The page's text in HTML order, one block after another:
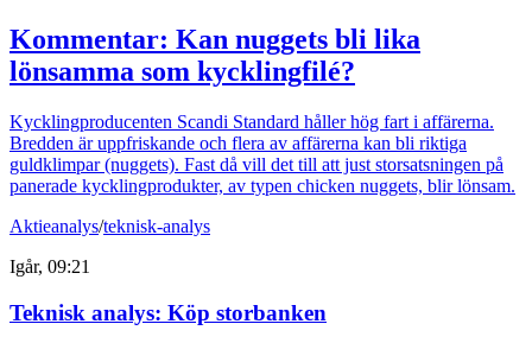
Kommentar: Kan nuggets bli lika
lönsamma som kycklingfilé?
Kycklingproducenten Scandi Standard håller hög fart i affärerna.
Bredden är uppfriskande och flera av affärerna kan bli riktiga
guldklimpar (nuggets). Fast då vill det till att just storsatsningen på
panerade kycklingprodukter, av typen chicken nuggets, blir lönsam.
Aktieanalys/teknisk-analys
Igår, 09:21
Teknisk analys: Köp storbanken